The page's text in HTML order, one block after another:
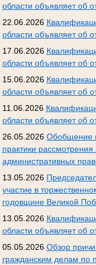
области объявляет об
22.06.2026
области объявляет об
17.06.2026
области объявляет об
15.06.2026
области объявляет об
11.06.2026
области объявляет об
26.05.2026 Обобщение
практики
административных
13.05.2026
участие в
годовщине Великой
13.05.2026
области объявляет об
05.05.2026 Обзор
гражданским делам по